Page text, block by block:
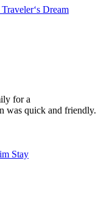
Dream
for a
was quick and friendly.
Stay